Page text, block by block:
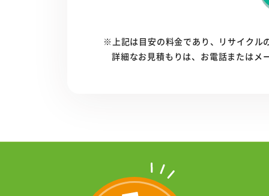
※上記は目安の料金であり、リサイクル
詳細なお見積もりは、お電話またはメ